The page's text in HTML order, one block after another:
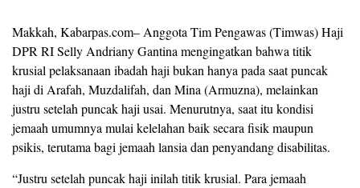
Makkah, Kabarpas.com– Anggota Tim Pengawas (Timwas) Haji
DPR RI Selly Andriany Gantina mengingatkan bahwa titik
krusial pelaksanaan ibadah haji bukan hanya pada saat puncak
haji di Arafah, Muzdalifah, dan Mina (Armuzna), melainkan
justru setelah puncak haji usai. Menurutnya, saat itu kondisi
jemaah umumnya mulai kelelahan baik secara fisik maupun
psikis, terutama bagi jemaah lansia dan penyandang disabilitas.
“Justru setelah puncak haji inilah titik krusial. Para jemaah